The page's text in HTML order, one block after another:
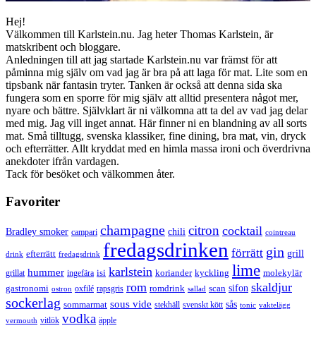
Hej!
Välkommen till Karlstein.nu. Jag heter Thomas Karlstein, är
matskribent och bloggare.
Anledningen till att jag startade Karlstein.nu var främst för att
påminna mig själv om vad jag är bra på att laga för mat. Lite som en
tipsbank när fantasin tryter. Tanken är också att denna sida ska
fungera som en sporre för mig själv att alltid presentera något mer,
nyare och bättre. Självklart är ni välkomna att ta del av vad jag delar
med mig. Jag vill inget annat. Här finner ni en blandning av all sorts
mat. Små tilltugg, svenska klassiker, fine dining, bra mat, vin, dryck
och efterrätter. Allt kryddat med en himla massa ironi och överdrivna
anekdoter ifrån vardagen.
Tack för besöket och välkommen åter.
Favoriter
Bradley smoker campari champagne chili citron cocktail cointreau
drink efterrätt fredagsdrink fredagsdrinken förrätt gin grill
grillat hummer ingefära isi karlstein koriander kyckling lime molekylär
gastronomi ostron oxfilé rapsgris rom romdrink sallad scan sifon skaldjur
sockerlag sommarmat sous vide stekhäll svenskt kött sås tonic vaktelägg
vermouth vitlök vodka äpple